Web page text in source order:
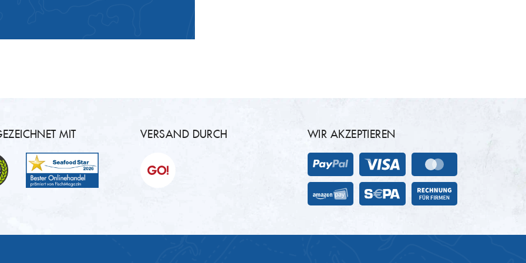
MIT VERSAND DURCH WIR AKZEPTIEREN